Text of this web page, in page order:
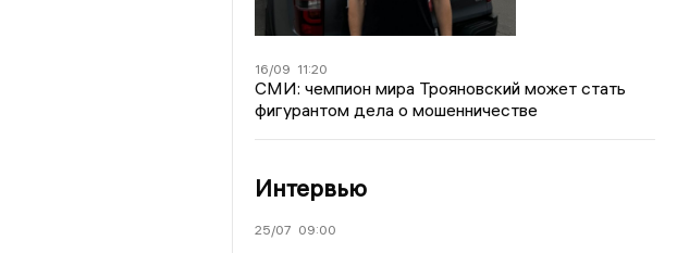
16/09 11:20
СМИ: чемпион мира Трояновский может стать
фигурантом дела о мошенничестве
Интервью
25/07 09:00